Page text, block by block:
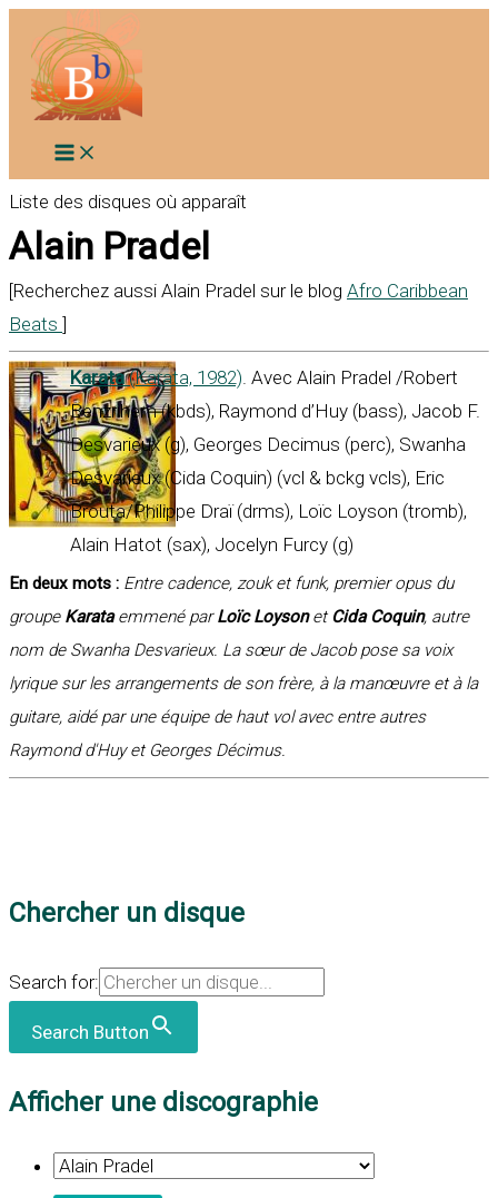
contenu
Liste des disques où apparaît
Alain Pradel
[Recherchez aussi Alain Pradel sur le blog Afro Caribbean
Beats ]
Karata(Karata, 1982). Avec Alain Pradel /Robert
Benzrihem (kbds), Raymond d’Huy (bass), Jacob F.
Desvarieux (g), Georges Decimus (perc), Swanha
Desvarieux (Cida Coquin) (vcl & bckg vcls), Eric
Brouta/Philippe Draï (drms), Loïc Loyson (tromb),
Alain Hatot (sax), Jocelyn Furcy (g)
En deux mots : Entre cadence, zouk et funk, premier opus du
groupe Karataemmené parLoïc LoysonetCida Coquin, autre
nom de Swanha Desvarieux. La sœur de Jacob pose sa voix
lyrique sur les arrangements de son frère, à la manœuvre et à la
guitare, aidé par une équipe de haut vol avec entre autres
Raymond d'Huy et Georges Décimus.
Chercher un disque
Search for:
Search Button
Afficher une discographie